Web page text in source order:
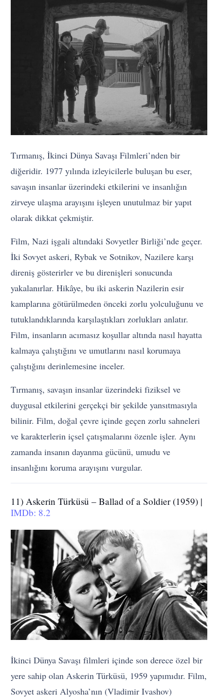
Tırmanış, İkinci Dünya Savaşı Filmleri’nden bir
diğeridir. 1977 yılında izleyicilerle buluşan bu eser,
savaşın insanlar üzerindeki etkilerini ve insanlığın
zirveye ulaşma arayışını işleyen unutulmaz bir yapıt
olarak dikkat çekmiştir.
Film, Nazi işgali altındaki Sovyetler Birliği’nde geçer.
İki Sovyet askeri, Rybak ve Sotnikov, Nazilere karşı
direniş gösterirler ve bu direnişleri sonucunda
yakalanırlar. Hikâye, bu iki askerin Nazilerin esir
kamplarına götürülmeden önceki zorlu yolculuğunu ve
tutuklandıklarında karşılaştıkları zorlukları anlatır.
Film, insanların acımasız koşullar altında nasıl hayatta
kalmaya çalıştığını ve umutlarını nasıl korumaya
çalıştığını derinlemesine inceler.
Tırmanış, savaşın insanlar üzerindeki fiziksel ve
duygusal etkilerini gerçekçi bir şekilde yansıtmasıyla
bilinir. Film, doğal çevre içinde geçen zorlu sahneleri
ve karakterlerin içsel çatışmalarını özenle işler. Aynı
zamanda insanın dayanma gücünü, umudu ve
insanlığını koruma arayışını vurgular.
11) Askerin Türküsü – Ballad of a Soldier (1959) |
IMDb: 8.2
İkinci Dünya Savaşı filmleri içinde son derece özel bir
yere sahip olan Askerin Türküsü, 1959 yapımıdır. Film,
Sovyet askeri Alyosha’nın (Vladimir Ivashov)